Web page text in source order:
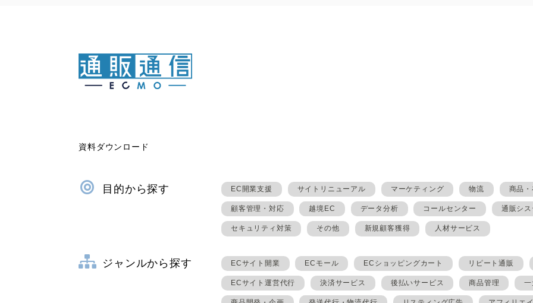
資料ダウンロード
目的から探す EC開業支援 サイトリニューアル マーケティング 物流 商品
顧客管理・対応 越境EC データ分析 コールセンター 通販シ
セキュリティ対策 その他 新規顧客獲得 人材サービス
ジャンルから探す ECサイト開業 ECモール ECショッピングカート リピート通販
ECサイト運営代行 決済サービス 後払いサービス 商品管理